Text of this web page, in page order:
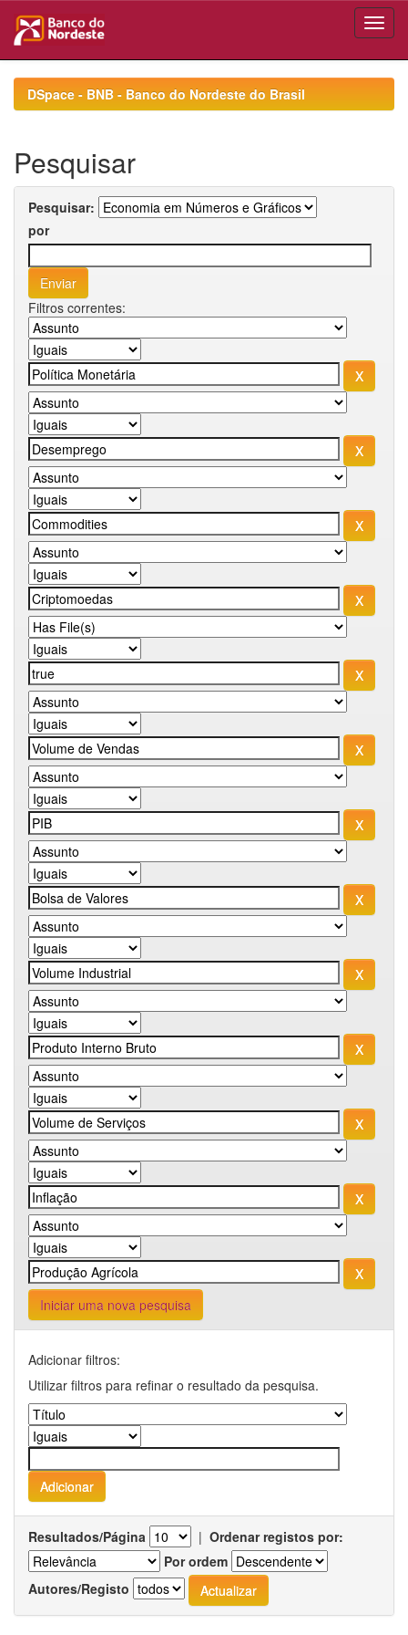
navigationDSpace - BNB - Banco do Nordeste do Brasil
Pesquisar
Pesquisar:
por
Filtros correntes:
Iniciar uma nova pesquisa
Adicionar filtros:
Utilizar filtros para refinar o resultado da pesquisa.
Resultados/Página | Ordenar registos por:
Por ordem
Autores/Registo